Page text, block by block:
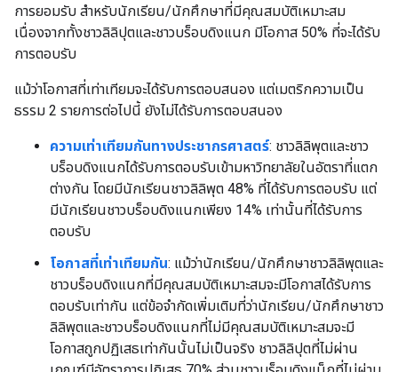
การยอมรับ สำหรับนักเรียน/นักศึกษาที่มีคุณสมบัติเหมาะสม
เนื่องจากทั้งชาวลิลิปุตและชาวบร็อบดิงแนก มีโอกาส 50% ที่จะได้รับ
การตอบรับ
แม้ว่าโอกาสที่เท่าเทียมจะได้รับการตอบสนอง แต่เมตริกความเป็น
ธรรม 2 รายการต่อไปนี้ ยังไม่ได้รับการตอบสนอง
ความเท่าเทียมกันทางประชากรศาสตร์: ชาวลิลิพุตและชาว
บร็อบดิงแนกได้รับการตอบรับเข้ามหาวิทยาลัยในอัตราที่แตก
ต่างกัน โดยมีนักเรียนชาวลิลิพุต 48% ที่ได้รับการตอบรับ แต่
มีนักเรียนชาวบร็อบดิงแนกเพียง 14% เท่านั้นที่ได้รับการ
ตอบรับ
โอกาสที่เท่าเทียมกัน: แม้ว่านักเรียน/นักศึกษาชาวลิลิพุตและ
ชาวบร็อบดิงแนกที่มีคุณสมบัติเหมาะสมจะมีโอกาสได้รับการ
ตอบรับเท่ากัน แต่ข้อจำกัดเพิ่มเติมที่ว่านักเรียน/นักศึกษาชาว
ลิลิพุตและชาวบร็อบดิงแนกที่ไม่มีคุณสมบัติเหมาะสมจะมี
โอกาสถูกปฏิเสธเท่ากันนั้นไม่เป็นจริง ชาวลิลิปุตที่ไม่ผ่าน